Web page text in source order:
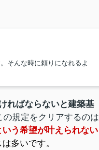
そんな時に頼りになれるよ
ればならないと建築基
規定をクリアするのは
う希望が叶えられない
多いです。